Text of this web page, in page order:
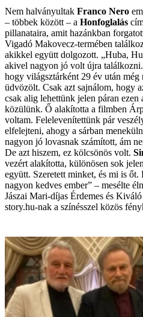
Nem halványultak Franco Nero
– többek között – a Honfoglalás
pillanataira, amit hazánkban
Vigadó Makovecz-termében
akikkel együtt dolgozott. „Huba,
akivel nagyon jó volt újra
hogy világsztárként 29 év után
üdvözölt. Csak azt sajnálom, hogy
csak alig lehettünk jelen páran ezen
közülünk. Ő alakította a filmben
voltam. Felelevenítettünk pár
elfelejteni, ahogy a sárban
nagyon jó lovasnak számított, ám
De azt hiszem, ez kölcsönös volt.
vezért alakította, különösen sok
együtt. Szeretett minket, és mi is
nagyon kedves ember” – mesélte
Jászai Mari-díjas Érdemes és
story.hu-nak a színésszel közös